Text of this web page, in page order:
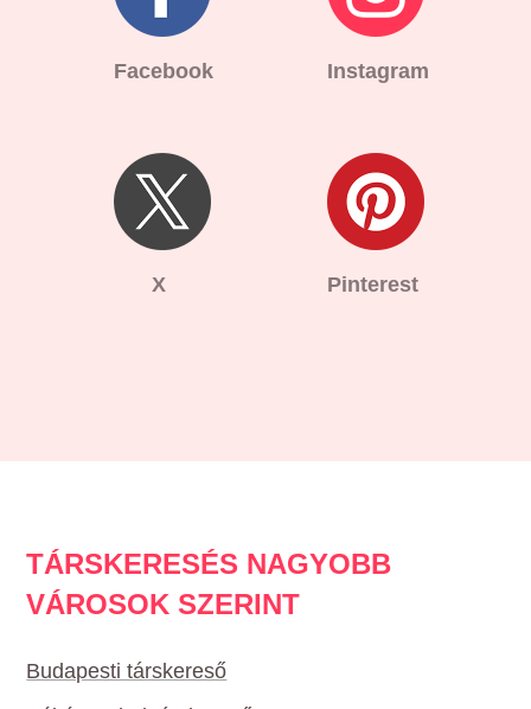
Facebook Instagram
X Pinterest
TÁRSKERESÉS NAGYOBB
VÁROSOK SZERINT
Budapesti társkereső